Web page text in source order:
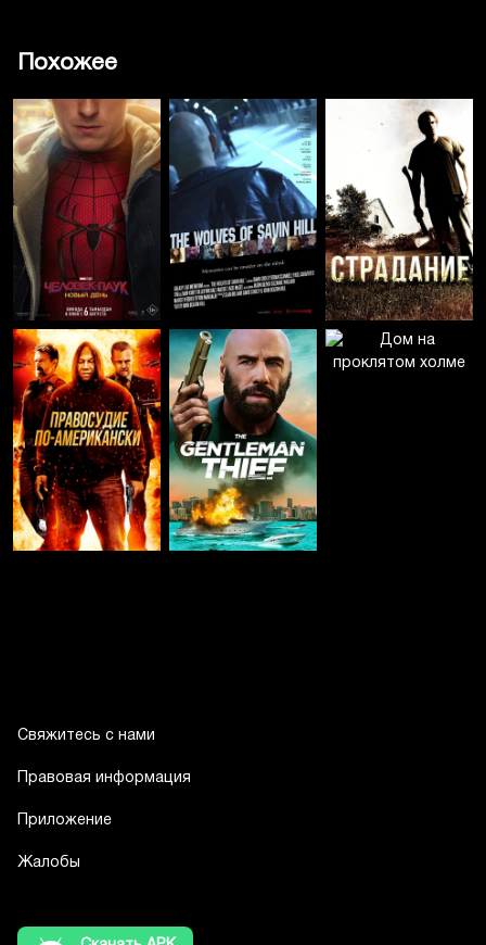
Похожее
Свяжитесь с нами
Правовая информация
Приложение
Жалобы